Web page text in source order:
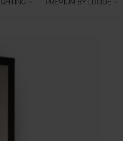
PREMIUM BY LUCIDE